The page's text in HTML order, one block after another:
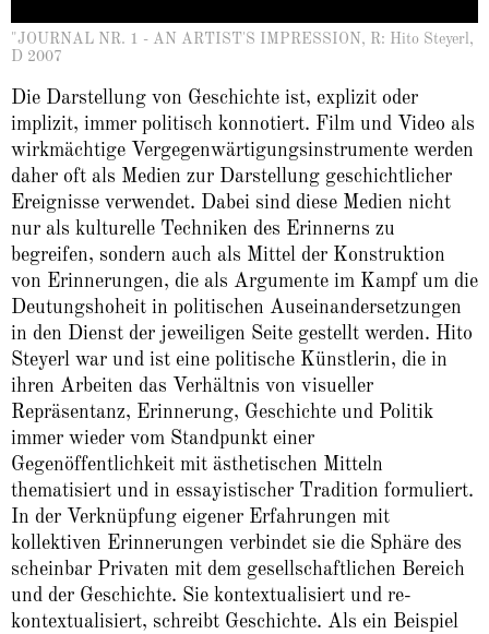
"JOURNAL NR. 1 - AN ARTIST'S IMPRESSION, R: Hito Steyerl,
D 2007
Die Darstellung von Geschichte ist, explizit oder
implizit, immer politisch konnotiert. Film und Video als
wirkmächtige Vergegenwärtigungsinstrumente werden
daher oft als Medien zur Darstellung geschichtlicher
Ereignisse verwendet. Dabei sind diese Medien nicht
nur als kulturelle Techniken des Erinnerns zu
begreifen, sondern auch als Mittel der Konstruktion
von Erinnerungen, die als Argumente im Kampf um die
Deutungshoheit in politischen Auseinandersetzungen
in den Dienst der jeweiligen Seite gestellt werden. Hito
Steyerl war und ist eine politische Künstlerin, die in
ihren Arbeiten das Verhältnis von visueller
Repräsentanz, Erinnerung, Geschichte und Politik
immer wieder vom Standpunkt einer
Gegenöffentlichkeit mit ästhetischen Mitteln
thematisiert und in essayistischer Tradition formuliert.
In der Verknüpfung eigener Erfahrungen mit
kollektiven Erinnerungen verbindet sie die Sphäre des
scheinbar Privaten mit dem gesellschaftlichen Bereich
und der Geschichte. Sie kontextualisiert und re-
kontextualisiert, schreibt Geschichte. Als ein Beispiel